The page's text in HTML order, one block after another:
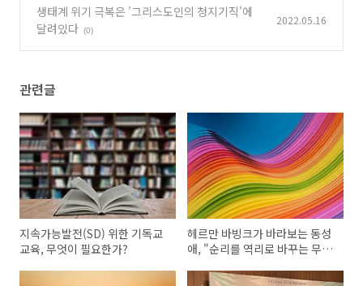
생태계 위기 극복은 '그리스도인의 청지기직'에
달려있다 (0)
2022.05.16
관련글
지속가능발전(SD) 위한 기독교
교육, 무엇이 필요한가?
헤르만 바빙크가 바라보는 동성
애, "순리를 역리로 바꾸는 무질